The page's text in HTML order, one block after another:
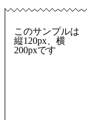
このサンプルは
縦120px、横
200pxです